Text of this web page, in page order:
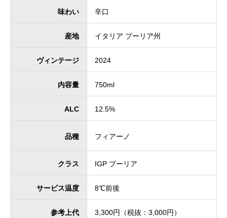
味わい 辛口
産地 イタリア プーリア州
ヴィンテージ 2024
内容量 750ml
ALC 12.5%
品種 フィアーノ
クラス IGP プーリア
サービス温度 8℃前後
参考上代 3,300円（税抜：3,000円）